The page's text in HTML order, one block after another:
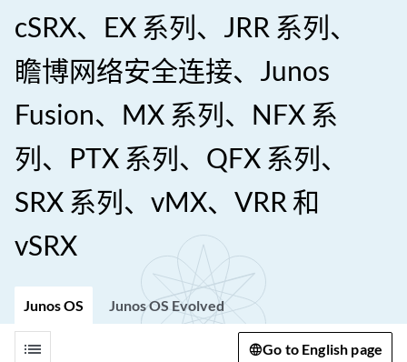
cSRX、EX 系列、JRR 系列、
瞻博网络安全连接、Junos
Fusion、MX 系列、NFX 系
列、PTX 系列、QFX 系列、
SRX 系列、vMX、VRR 和
vSRX
Junos OS Junos OS Evolved
list Go to English page